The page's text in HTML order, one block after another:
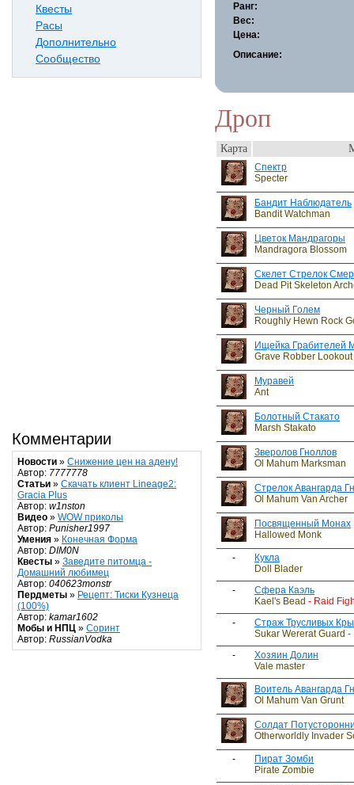
Квесты
Расы
Дополнительно
Сообщество
Комментарии
Новости » Снижение цен на адену!
Автор: 7777778
Статьи » Скачать клиент Lineage2:
Gracia Plus
Автор: w1nston
Видео » WOW приколы
Автор: Punisher1997
Умения » Конечная Форма
Автор: DIM0N
Квесты » Заведите питомца -
Домашний любимец
Автор: 040623monstr
Пердметы » Рецепт: Тиски Кузнеца
(100%)
Автор: kamar1602
Мобы и НПЦ » Соринт
Автор: RussianVodka
Ранг:
Вес:
Цена:
Описание:
Дроп
Карта
Спектр
Specter
Бандит Наблюдатель
Bandit Watchman
Цветок Мандрагоры
Mandragora Blossom
Скелет Стрелок
Dead Pit Skeleton
Черный Голем
Roughly Hewn Rock
Ищейка Грабителей
Grave Robber Lookout
Муравей
Ant
Болотный Стакато
Marsh Stakato
Зверолов Гноллов
Ol Mahum Marksman
Стрелок Авангарда
Ol Mahum Van Archer
Посвященный Монах
Hallowed Monk
-
Кукла
Doll Blader
-
Сфера Каэль
Kael's Bead - Raid
-
Страж Трусливых
Sukar Wererat Guard -
-
Хозяин Долин
Vale master
Воитель Авангарда
Ol Mahum Van Grunt
Солдат
Otherworldly Invader
-
Пират Зомби
Pirate Zombie